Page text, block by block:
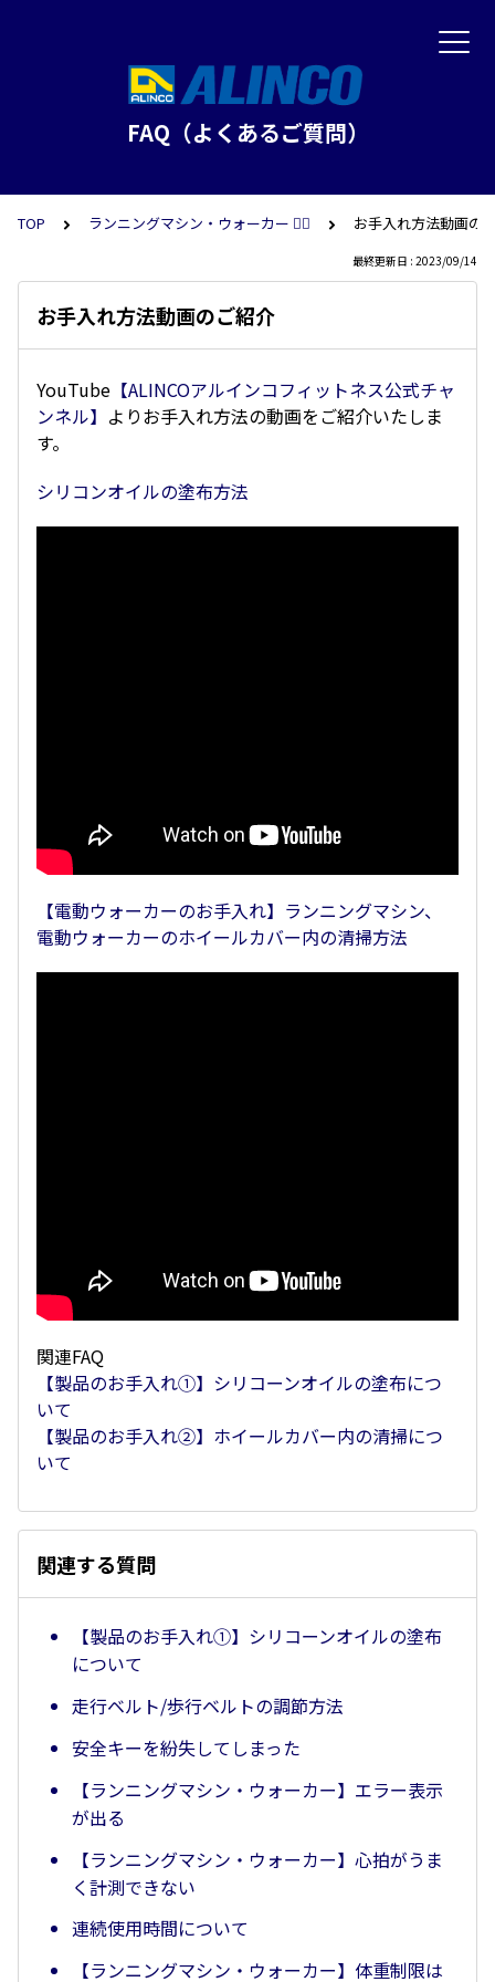
FAQ（よくあるご質問）
TOP ランニングマシン・ウォーカー 🏃‍♀️ お手入れ方法動画の
最終更新日 : 2023/09/14
お手入れ方法動画のご紹介
YouTube 【ALINCOアルインコフィットネス公式チャ
ンネル】 よりお手入れ方法の動画をご紹介いたしま
す。
シリコンオイルの塗布方法
【電動ウォーカーのお手入れ】ランニングマシン、
電動ウォーカーのホイールカバー内の清掃方法
関連FAQ
【製品のお手入れ①】シリコーンオイルの塗布につ
いて
【製品のお手入れ②】ホイールカバー内の清掃につ
いて
関連する質問
【製品のお手入れ①】シリコーンオイルの塗布
について
走行ベルト/歩行ベルトの調節方法
安全キーを紛失してしまった
【ランニングマシン・ウォーカー】エラー表示
が出る
【ランニングマシン・ウォーカー】心拍がうま
く計測できない
連続使用時間について
【ランニングマシン・ウォーカー】体重制限は